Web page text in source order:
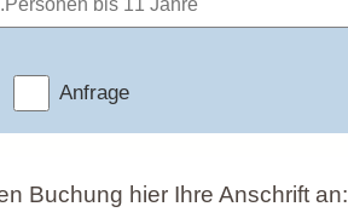
Anfrage
Buchung hier Ihre Anschrift an: